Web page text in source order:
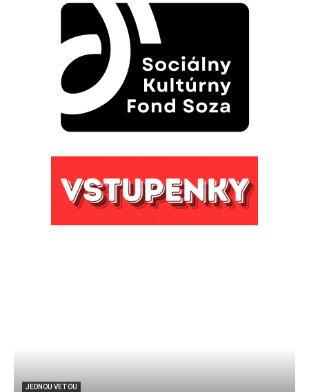
JEDNOU VETOU